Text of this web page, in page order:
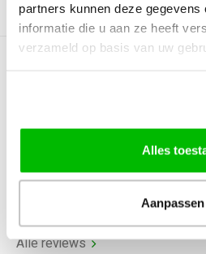
partners kunnen deze
informatie die u aan ze heeft
verzameld op basis van uw
Alles
Aanpassen
Productomschrijving
Alle reviews